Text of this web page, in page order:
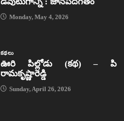
Monday, May 4, 2026
కథలు
ఊరి పిల్లోడు (కథ) – పి
రామకృష్ణారెడ్డి
Sunday, April 26, 2026